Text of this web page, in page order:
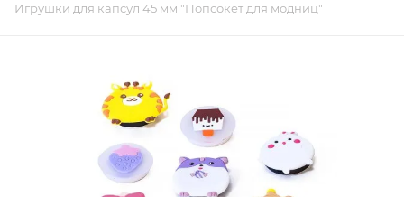
Игрушки для капсул 45 мм "Попсокет для модниц"